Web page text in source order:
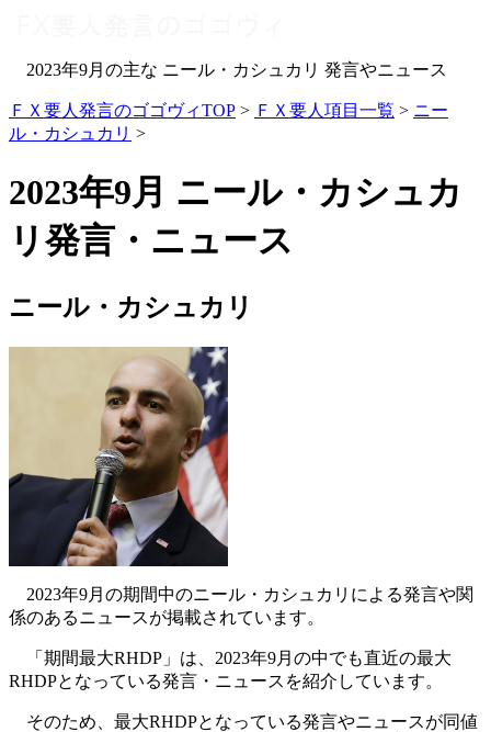
2023年9月の主な ニール・カシュカリ 発言やニュース
ＦＸ要人発言のゴゴヴィTOP > ＦＸ要人項目一覧 > ニー
ル・カシュカリ >
2023年9月 ニール・カシュカ
リ発言・ニュース
ニール・カシュカリ
2023年9月の期間中のニール・カシュカリによる発言や関
係のあるニュースが掲載されています。
「期間最大RHDP」は、2023年9月の中でも直近の最大
RHDPとなっている発言・ニュースを紹介しています。
そのため、最大RHDPとなっている発言やニュースが同値